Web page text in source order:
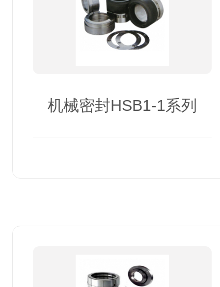
机械密封HSB1-1系列